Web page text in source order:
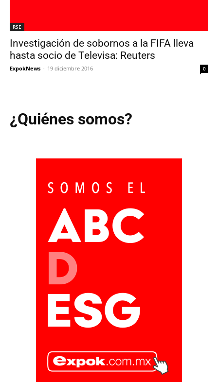
RSE
Investigación de sobornos a la FIFA lleva
hasta socio de Televisa: Reuters
ExpokNews - 19 diciembre 2016 0
¿Quiénes somos?